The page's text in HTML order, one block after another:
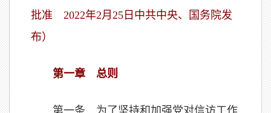
批准 2022年2月25日中共中央、国务院发
布）
第一章 总则
第一条 为了坚持和加强党对信访工作